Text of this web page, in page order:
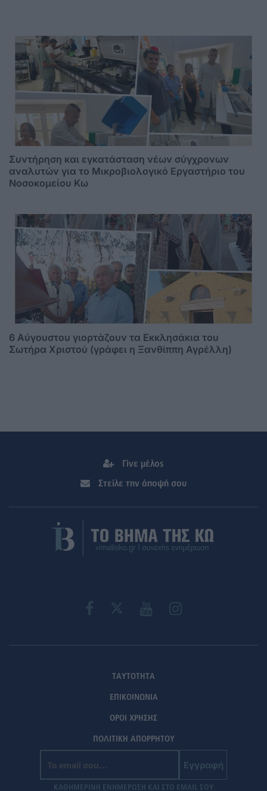
Συντήρηση και εγκατάσταση νέων σύγχρονων
αναλυτών για το Μικροβιολογικό Εργαστήριο του
Νοσοκομείου Κω
6 Αύγουστου γιορτάζουν τα Εκκλησάκια του
Σωτήρα Χριστού (γράφει η Ξανθίππη Αγρέλλη)
Γίνε μέλος
Στείλε την άποψή σου
ΤΑΥΤΟΤΗΤΑ
ΕΠΙΚΟΙΝΩΝΙΑ
ΟΡΟΙ ΧΡΗΣΗΣ
ΠΟΛΙΤΙΚΗ ΑΠΟΡΡΗΤΟΥ
Εγγραφή
ΚΑΘΗΜΕΡΙΝΗ ΕΝΗΜΕΡΩΣΗ ΚΑΙ ΣΤΟ EMAIL ΣΟΥ